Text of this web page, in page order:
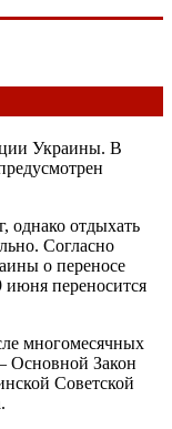
Украины. В
однако отдыхать
Согласно
о переносе
июня переносится
многомесячных
Основной Закон
Советской